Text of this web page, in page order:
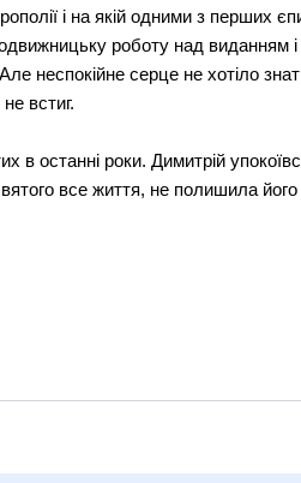
і на якій одними з перших
роботу над виданням і
неспокійне серце не хотіло
встиг.
в останні роки. Димитрій
все життя, не полишила його